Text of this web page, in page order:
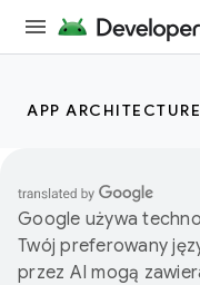
APP ARCHITECTURE
Google używa
Twój preferowany
przez AI mogą